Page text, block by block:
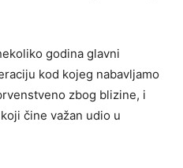
godina glavni
kod kojeg nabavljamo
zbog blizine, i
čine važan udio u